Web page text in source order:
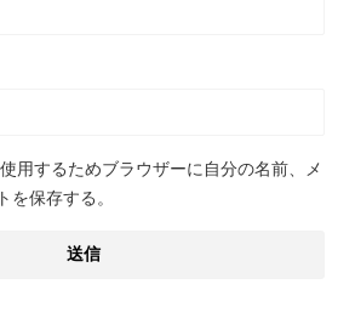
用するためブラウザーに自分の名前、メ
を保存する。